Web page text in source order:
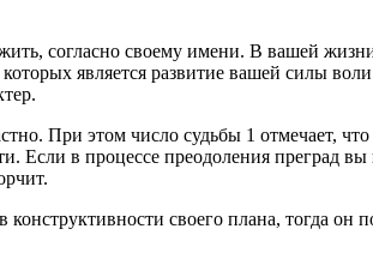
согласно своему имени. В вашей
является развитие вашей силы
При этом число судьбы 1 отмечает,
Если в процессе преодоления преград
своего плана, тогда он